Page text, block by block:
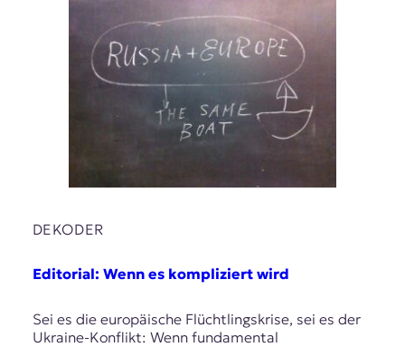
DEKODER
Editorial: Wenn es kompliziert wird
Sei es die europäische Flüchtlingskrise, sei es der
Ukraine-Konflikt: Wenn fundamental